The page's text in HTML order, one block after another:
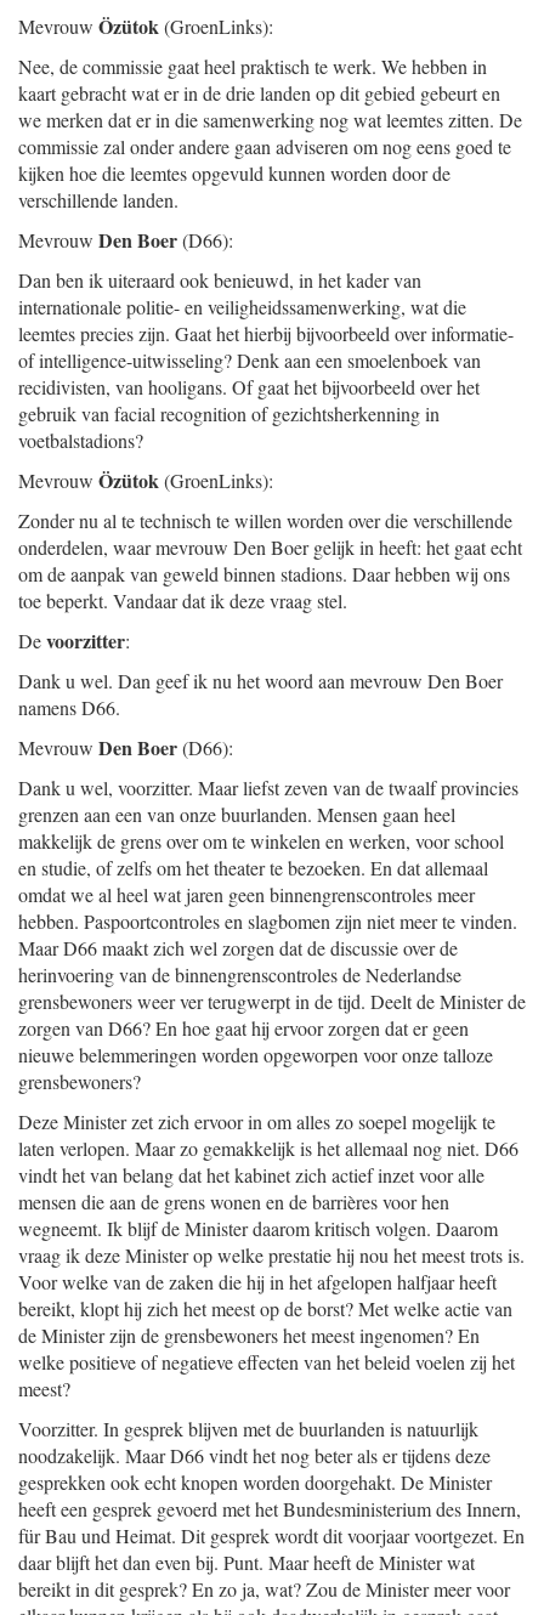
Mevrouw Özütok(GroenLinks):
Nee, de commissie gaat heel praktisch te werk. We hebben in
kaart gebracht wat er in de drie landen op dit gebied gebeurt en
we merken dat er in die samenwerking nog wat leemtes zitten. De
commissie zal onder andere gaan adviseren om nog eens goed te
kijken hoe die leemtes opgevuld kunnen worden door de
verschillende landen.
Mevrouw Den Boer(D66):
Dan ben ik uiteraard ook benieuwd, in het kader van
internationale politie- en veiligheidssamenwerking, wat die
leemtes precies zijn. Gaat het hierbij bijvoorbeeld over informatie-
of intelligence-uitwisseling? Denk aan een smoelenboek van
recidivisten, van hooligans. Of gaat het bijvoorbeeld over het
gebruik van facial recognition of gezichtsherkenning in
voetbalstadions?
Mevrouw Özütok(GroenLinks):
Zonder nu al te technisch te willen worden over die verschillende
onderdelen, waar mevrouw Den Boer gelijk in heeft: het gaat echt
om de aanpak van geweld binnen stadions. Daar hebben wij ons
toe beperkt. Vandaar dat ik deze vraag stel.
Devoorzitter:
Dank u wel. Dan geef ik nu het woord aan mevrouw Den Boer
namens D66.
Mevrouw Den Boer(D66):
Dank u wel, voorzitter. Maar liefst zeven van de twaalf provincies
grenzen aan een van onze buurlanden. Mensen gaan heel
makkelijk de grens over om te winkelen en werken, voor school
en studie, of zelfs om het theater te bezoeken. En dat allemaal
omdat we al heel wat jaren geen binnengrenscontroles meer
hebben. Paspoortcontroles en slagbomen zijn niet meer te vinden.
Maar D66 maakt zich wel zorgen dat de discussie over de
herinvoering van de binnengrenscontroles de Nederlandse
grensbewoners weer ver terugwerpt in de tijd. Deelt de Minister de
zorgen van D66? En hoe gaat hij ervoor zorgen dat er geen
nieuwe belemmeringen worden opgeworpen voor onze talloze
grensbewoners?
Deze Minister zet zich ervoor in om alles zo soepel mogelijk te
laten verlopen. Maar zo gemakkelijk is het allemaal nog niet. D66
vindt het van belang dat het kabinet zich actief inzet voor alle
mensen die aan de grens wonen en de barrières voor hen
wegneemt. Ik blijf de Minister daarom kritisch volgen. Daarom
vraag ik deze Minister op welke prestatie hij nou het meest trots is.
Voor welke van de zaken die hij in het afgelopen halfjaar heeft
bereikt, klopt hij zich het meest op de borst? Met welke actie van
de Minister zijn de grensbewoners het meest ingenomen? En
welke positieve of negatieve effecten van het beleid voelen zij het
meest?
Voorzitter. In gesprek blijven met de buurlanden is natuurlijk
noodzakelijk. Maar D66 vindt het nog beter als er tijdens deze
gesprekken ook echt knopen worden doorgehakt. De Minister
heeft een gesprek gevoerd met het Bundesministerium des Innern,
für Bau und Heimat. Dit gesprek wordt dit voorjaar voortgezet. En
daar blijft het dan even bij. Punt. Maar heeft de Minister wat
bereikt in dit gesprek? En zo ja, wat? Zou de Minister meer voor